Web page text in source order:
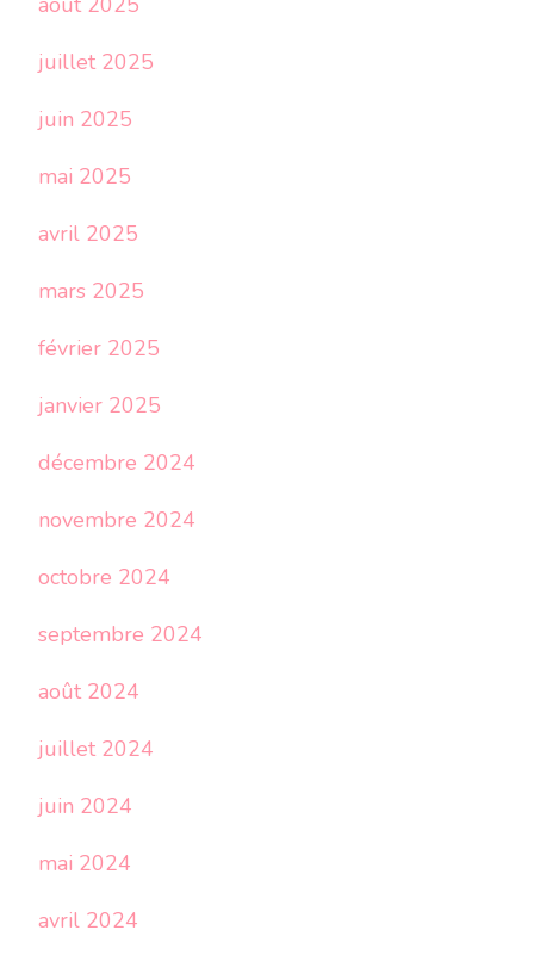
juillet 2025
juin 2025
mai 2025
avril 2025
mars 2025
février 2025
janvier 2025
décembre 2024
novembre 2024
octobre 2024
septembre 2024
août 2024
juillet 2024
juin 2024
mai 2024
avril 2024